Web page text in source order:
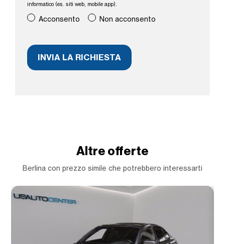
informatico (es. siti web, mobile app).
Acconsento Non acconsento
Altre offerte
Berlina con prezzo simile che potrebbero interessarti